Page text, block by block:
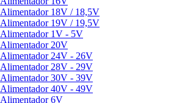
Alimentador 18V / 18,5V
Alimentador 19V / 19,5V
Alimentador 1V - 5V
Alimentador 20V
Alimentador 24V - 26V
Alimentador 28V - 29V
Alimentador 30V - 39V
Alimentador 40V - 49V
Alimentador 6V